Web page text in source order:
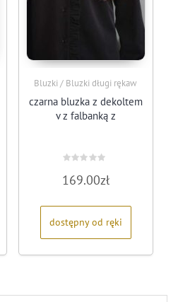
Bluzki / Bluzki długi rękaw
czarna bluzka z dekoltem
v z falbanką z
0
na
169.00zł
dostępny od ręki